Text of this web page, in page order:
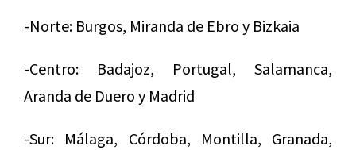
-Norte: Burgos, Miranda de Ebro y Bizkaia
-Centro: Badajoz, Portugal, Salamanca,
Aranda de Duero y Madrid
-Sur: Málaga, Córdoba, Montilla, Granada,